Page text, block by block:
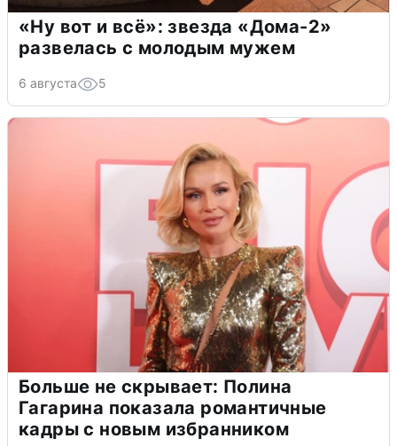
«Ну вот и всё»: звезда «Дома-2»
развелась с молодым мужем
6 августа 5
Больше не скрывает: Полина
Гагарина показала романтичные
кадры с новым избранником